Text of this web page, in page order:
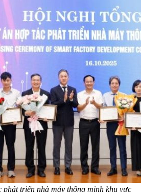
phát triển nhà máy thông minh khu vực